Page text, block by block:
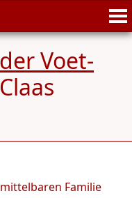
Voet-
Familie